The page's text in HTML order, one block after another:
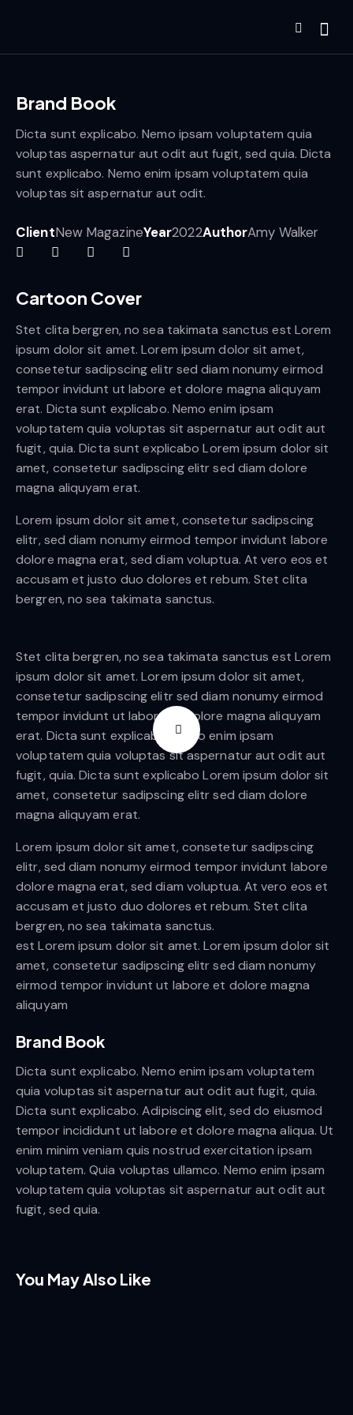
Cartoon Cover
Stet clita bergren, no sea takimata sanctus est Lorem
ipsum dolor sit amet. Lorem ipsum dolor sit amet,
consetetur sadipscing elitr sed diam nonumy eirmod
tempor invidunt ut labore et dolore magna aliquyam
erat. Dicta sunt explicabo. Nemo enim ipsam
voluptatem quia voluptas sit aspernatur aut odit aut
fugit, quia. Dicta sunt explicabo Lorem ipsum dolor sit
amet, consetetur sadipscing elitr sed diam dolore
magna aliquyam erat.
Lorem ipsum dolor sit amet, consetetur sadipscing
elitr, sed diam nonumy eirmod tempor invidunt labore
dolore magna erat, sed diam voluptua. At vero eos et
accusam et justo duo dolores et rebum. Stet clita
bergren, no sea takimata sanctus.
Stet clita bergren, no sea takimata sanctus est Lorem
ipsum dolor sit amet. Lorem ipsum dolor sit amet,
consetetur sadipscing elitr sed diam nonumy eirmod
tempor invidunt ut labore et dolore magna aliquyam
erat. Dicta sunt explicabo. Nemo enim ipsam
voluptatem quia voluptas sit aspernatur aut odit aut
fugit, quia. Dicta sunt explicabo Lorem ipsum dolor sit
amet, consetetur sadipscing elitr sed diam dolore
magna aliquyam erat.
Lorem ipsum dolor sit amet, consetetur sadipscing
elitr, sed diam nonumy eirmod tempor invidunt labore
dolore magna erat, sed diam voluptua. At vero eos et
accusam et justo duo dolores et rebum. Stet clita
bergren, no sea takimata sanctus.
est Lorem ipsum dolor sit amet. Lorem ipsum dolor sit
amet, consetetur sadipscing elitr sed diam nonumy
eirmod tempor invidunt ut labore et dolore magna
aliquyam
Brand Book
Dicta sunt explicabo. Nemo enim ipsam voluptatem
quia voluptas sit aspernatur aut odit aut fugit, quia.
Dicta sunt explicabo. Adipiscing elit, sed do eiusmod
tempor incididunt ut labore et dolore magna aliqua. Ut
enim minim veniam quis nostrud exercitation ipsam
voluptatem. Quia voluptas ullamco. Nemo enim ipsam
voluptatem quia voluptas sit aspernatur aut odit aut
fugit, sed quia.
Brand Book
Dicta sunt explicabo. Nemo ipsam voluptatem quia
voluptas aspernatur aut odit aut fugit, sed quia. Dicta
sunt explicabo. Nemo enim ipsam voluptatem quia
voluptas sit aspernatur aut odit.
ClientNew MagazineYear2022AuthorAmy Walker
You May Also Like
Client New
Magazine
Author Amy
Walker
Motion
Client
New
Magazine
Year
Author Amy
Cover